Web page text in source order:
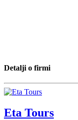
Detalji o firmi
Eta Tours